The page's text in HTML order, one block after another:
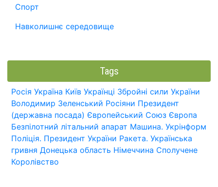
Спорт
Навколишнє середовище
Tags
Росія Україна Київ Українці Збройні сили України
Володимир Зеленський Росіяни Президент
(державна посада) Європейський Союз Європа
Безпілотний літальний апарат Машина. Укрінформ
Поліція. Президент України Ракета. Українська
гривня Донецька область Німеччина Сполучене
Королівство